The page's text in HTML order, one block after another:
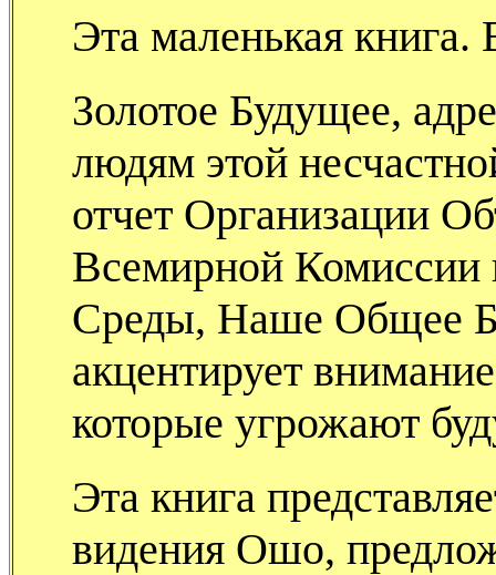
Эта маленькая
Золотое Будущее,
людям этой
отчет Организации
Всемирной
Среды, Наше Общее
акцентирует
которые угрожают
Эта книга
видения Ошо,